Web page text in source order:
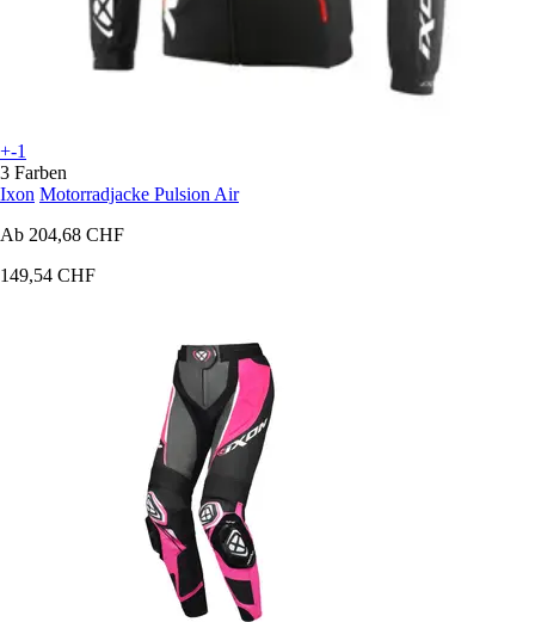
+-1
3 Farben
Ixon Motorradjacke Pulsion Air
Ab 204,68 CHF
149,54 CHF